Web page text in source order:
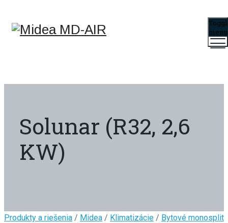
menu
Solunar (R32, 2,6
KW)
Produkty a riešenia / Midea / Klimatizácie / Bytové monosplit